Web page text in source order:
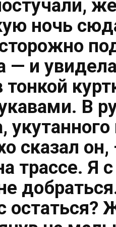
ночь
— и
тонкой
В
сказал
трассе. Я